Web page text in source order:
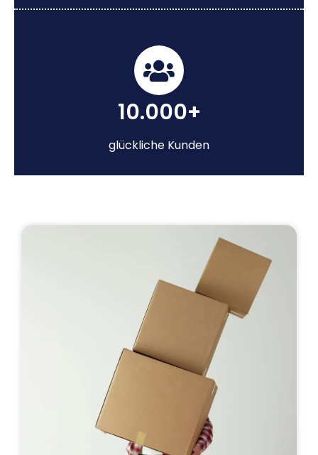
10.000+
glückliche Kunden